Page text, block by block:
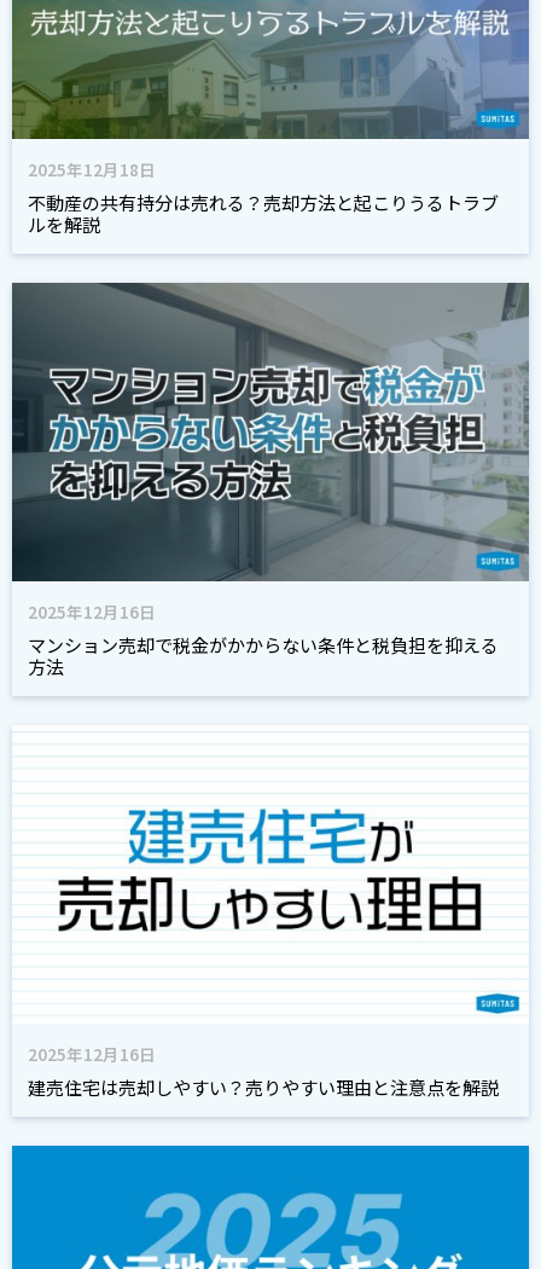
2025年12月18日
不動産の共有持分は売れる？売却方法と起こりうるトラブ
ルを解説
2025年12月16日
マンション売却で税金がかからない条件と税負担を抑える
方法
2025年12月16日
建売住宅は売却しやすい？売りやすい理由と注意点を解説